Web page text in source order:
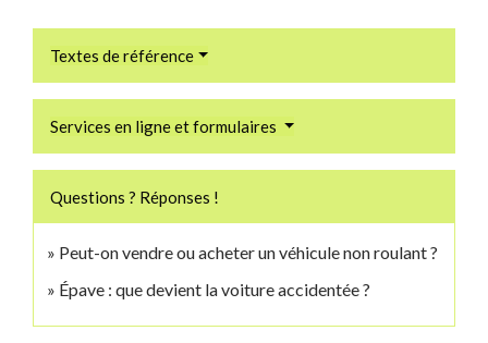
Textes de référence
Services en ligne et formulaires
Questions ? Réponses !
Peut-on vendre ou acheter un véhicule non roulant ?
Épave : que devient la voiture accidentée ?